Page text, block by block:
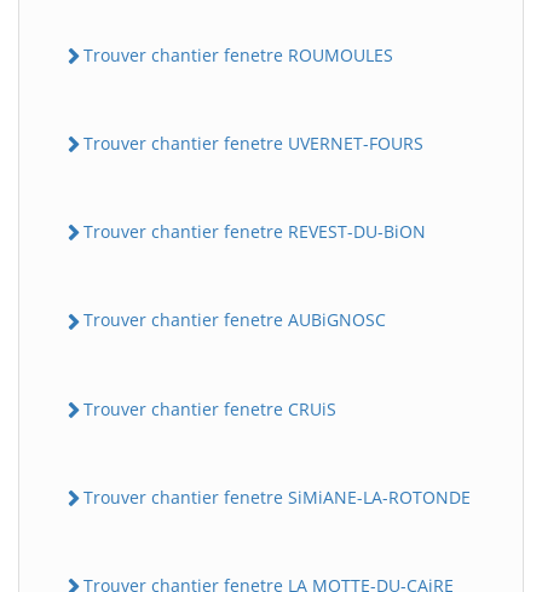
Trouver chantier fenetre ROUMOULES
Trouver chantier fenetre UVERNET-FOURS
Trouver chantier fenetre REVEST-DU-BiON
Trouver chantier fenetre AUBiGNOSC
Trouver chantier fenetre CRUiS
Trouver chantier fenetre SiMiANE-LA-ROTONDE
Trouver chantier fenetre LA MOTTE-DU-CAiRE